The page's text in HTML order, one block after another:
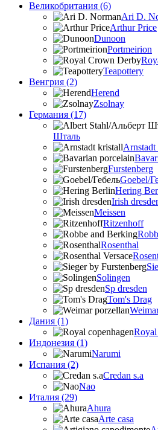
Великобритания (6)
Ari D.
Arthur Price
Dunoon
Portmeirion
Teapottery
Венгрия (2)
Herend
Zsolnay
Германия (17)
Шталь
Arnstadt
Furstenberg
Goebel/
Hering
Irish
Meissen
Ritzenhoff
Rosenthal
Solingen
Sp dresden
Tom's Drag
Дания (1)
Royal
Индонезия (1)
Narumi
Испания (2)
Credan s.a
Nao
Италия (29)
Ahura
Arte casa